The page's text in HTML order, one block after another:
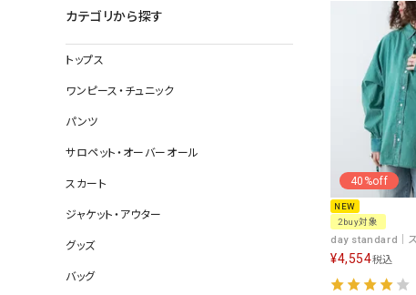
デニムパンツ
ジャケット
コート
バッグ
靴
帽子
カテゴリから探す
トップス
ワンピース・チュニック
パンツ
サロペット・オーバーオール
スカート
ジャケット・アウター
グッズ
バッグ
40%off
NEW
2buy対象
¥4,554税込